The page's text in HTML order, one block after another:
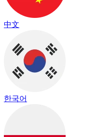
中文
한국어